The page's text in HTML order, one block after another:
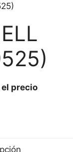
precio